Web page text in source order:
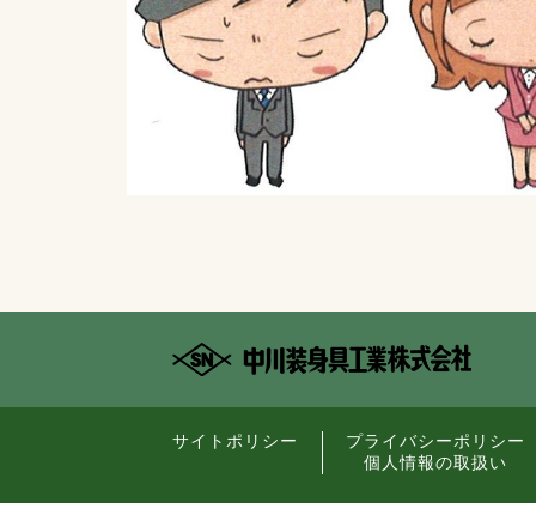
サイトポリシー
プライバシーポリシー
個人情報の取扱い